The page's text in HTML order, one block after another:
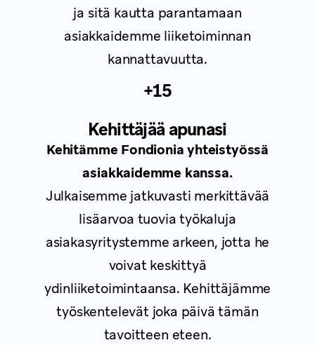
ja sitä kautta parantamaan
asiakkaidemme liiketoiminnan
kannattavuutta.
+15
Kehittäjää apunasi
Kehitämme Fondionia yhteistyössä
asiakkaidemme kanssa.
Julkaisemme jatkuvasti merkittävää
lisäarvoa tuovia työkaluja
asiakasyritystemme arkeen, jotta he
voivat keskittyä
ydinliiketoimintaansa. Kehittäjämme
työskentelevät joka päivä tämän
tavoitteen eteen.